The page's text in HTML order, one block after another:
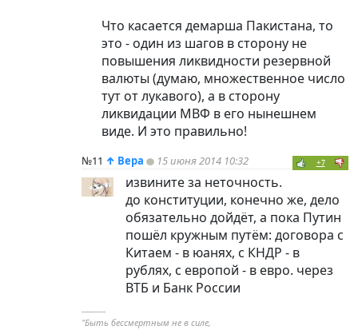
Что касается демарша Пакистана, то
это - один из шагов в сторону не
повышения ликвидности резервной
валюты (думаю, множественное число
тут от лукавого), а в сторону
ликвидации МВФ в его нынешнем
виде. И это правильно!
№11 ↑ Вера 15 июня 2014 10:32 +7
извините за неточность.
до конституции, конечно же, дело
обязательно дойдёт, а пока Путин
пошёл кружным путём: договора с
Китаем - в юанях, с КНДР - в
рублях, с европой - в евро. через
ВТБ и Банк России
----------
"Быть бессмертным не в силе,